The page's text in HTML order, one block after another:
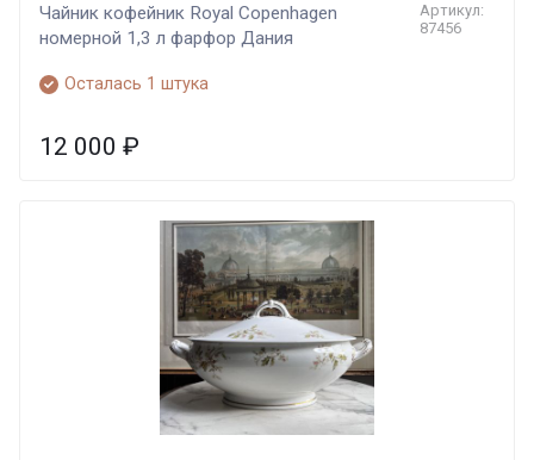
Чайник кофейник Royal Copenhagen
номерной 1,3 л фарфор Дания
Артикул:
87456
Осталась 1 штука
12 000 ₽